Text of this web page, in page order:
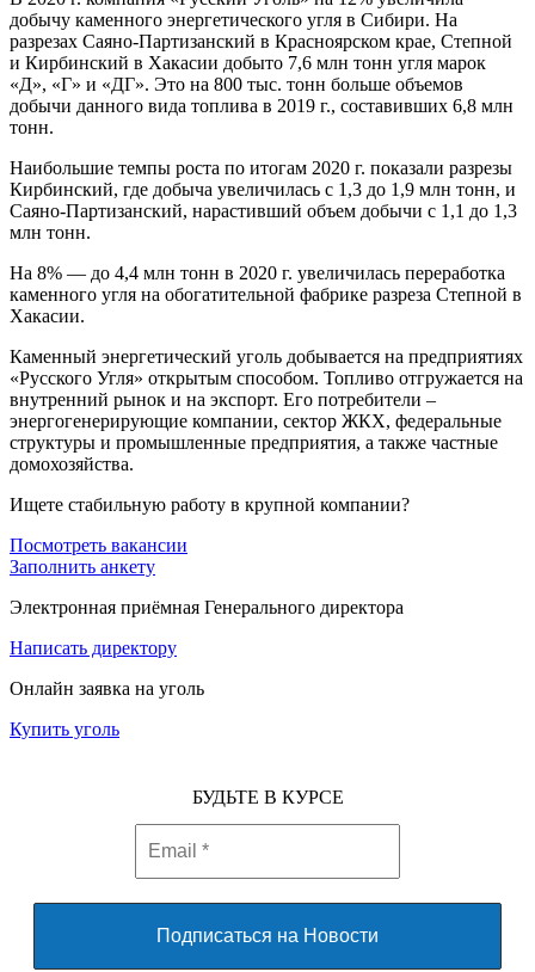
добычу каменного энергетического угля в Сибири. На
разрезах Саяно-Партизанский в Красноярском крае, Степной
и Кирбинский в Хакасии добыто 7,6 млн тонн угля марок
«Д», «Г» и «ДГ». Это на 800 тыс. тонн больше объемов
добычи данного вида топлива в 2019 г., составивших 6,8 млн
тонн.
Наибольшие темпы роста по итогам 2020 г. показали разрезы
Кирбинский, где добыча увеличилась с 1,3 до 1,9 млн тонн, и
Саяно-Партизанский, нарастивший объем добычи с 1,1 до 1,3
млн тонн.
На 8% — до 4,4 млн тонн в 2020 г. увеличилась переработка
каменного угля на обогатительной фабрике разреза Степной в
Хакасии.
Каменный энергетический уголь добывается на предприятиях
«Русского Угля» открытым способом. Топливо отгружается на
внутренний рынок и на экспорт. Его потребители –
энергогенерирующие компании, сектор ЖКХ, федеральные
структуры и промышленные предприятия, а также частные
домохозяйства.
Ищете стабильную работу в крупной компании?
Посмотреть вакансии
Заполнить анкету
Электронная приёмная Генерального директора
Написать директору
Онлайн заявка на уголь
Купить уголь
БУДЬТЕ В КУРСЕ